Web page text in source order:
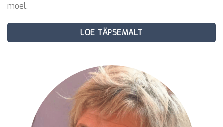
moel.
LOE TÄPSEMALT